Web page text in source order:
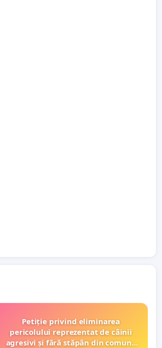
Petiție privind eliminarea
pericolului reprezentat de câinii
agresivi și fără stăpân din comuna